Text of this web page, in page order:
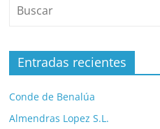
Entradas recientes
Conde de Benalúa
Almendras Lopez S.L.